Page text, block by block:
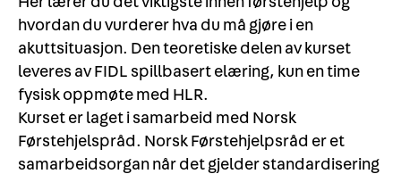
hvordan du vurderer hva du må gjøre i en
akuttsituasjon. Den teoretiske delen av kurset
leveres av FIDL spillbasert elæring, kun en time
fysisk oppmøte med HLR.
Kurset er laget i samarbeid med Norsk
Førstehjelspråd . Norsk Førstehjelpsråd er et
samarbeidsorgan når det gjelder standardisering